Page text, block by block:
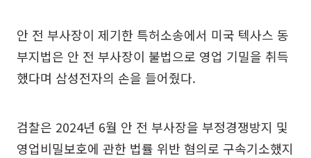
안 전 부사장이 제기한 특허소송에서 미국 텍사스 동
부지법은 안 전 부사장이 불법으로 영업 기밀을 취득
했다며 삼성전자의 손을 들어줬다.
검찰은 2024년 6월 안 전 부사장을 부정경쟁방지 및
영업비밀보호에 관한 법률 위반 혐의로 구속기소했지